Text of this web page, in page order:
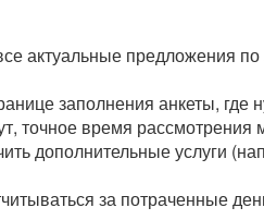
актуальные предложения
заполнения анкеты,
точное время
дополнительные услуги
за потраченные